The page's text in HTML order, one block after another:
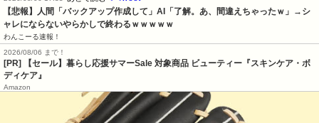
【悲報】人間「バックアップ作成して」AI「了解。あ、間違えちゃったｗ」→シ
ャレにならないやらかしで終わるｗｗｗｗｗ
わんこーる速報！
2026/08/06 まで！
[PR]
【セール】暮らし応援サマーSale 対象商品 ビューティー『スキンケア・ボ
ディケア』
Amazon